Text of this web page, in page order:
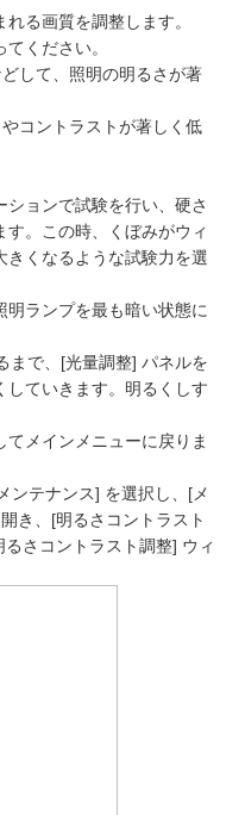
る画質を調整します。
ください。
して、照明の明るさが著
コントラストが著しく低
ョンで試験を行い、硬さ
。この時、くぼみがウィ
きくなるような試験力を選
ランプを最も暗い状態に
まで、[光量調整] パネルを
していきます。明るくしす
メインメニューに戻りま
ンテナンス] を選択し、[メ
き、[明るさコントラスト
さコントラスト調整] ウィ